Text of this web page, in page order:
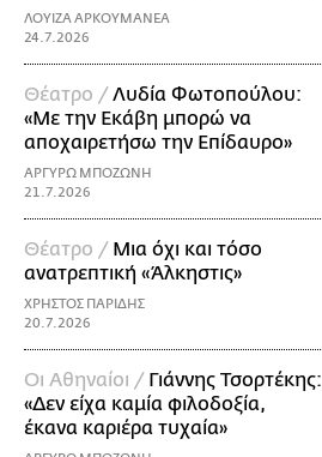
ΛΟΥΙΖΑ ΑΡΚΟΥΜΑΝΕΑ
24.7.2026
Θέατρο /Λυδία Φωτοπούλου:
«Με την Εκάβη μπορώ να
αποχαιρετήσω την Επίδαυρο»
ΑΡΓΥΡΩ ΜΠΟΖΩΝΗ
21.7.2026
Θέατρο / Μια όχι και τόσο
ανατρεπτική «Άλκηστις»
ΧΡΗΣΤΟΣ ΠΑΡΙΔΗΣ
20.7.2026
Οι Αθηναίοι / Γιάννης Τσορτέκης:
«Δεν είχα καμία φιλοδοξία,
έκανα καριέρα τυχαία»